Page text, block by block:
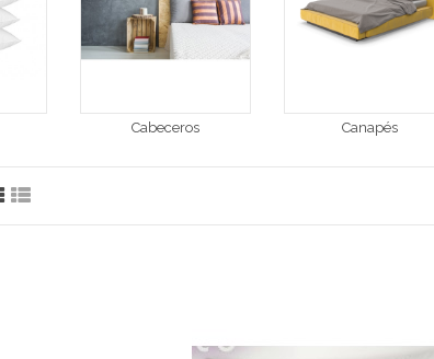
Cabeceros Canapés